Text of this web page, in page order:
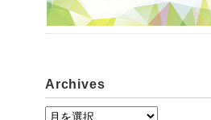
Archives